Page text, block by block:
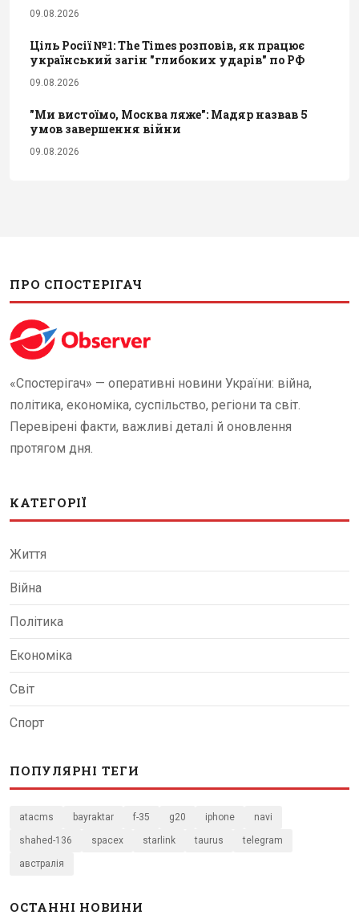
09.08.2026
Ціль Росії №1: The Times розповів, як працює
український загін "глибоких ударів" по РФ
09.08.2026
"Ми вистоїмо, Москва ляже": Мадяр назвав 5
умов завершення війни
09.08.2026
ПРО СПОСТЕРІГАЧ
«Спостерігач» — оперативні новини України: війна,
політика, економіка, суспільство, регіони та світ.
Перевірені факти, важливі деталі й оновлення
протягом дня.
КАТЕГОРІЇ
Життя
Війна
Політика
Економіка
Світ
Спорт
ПОПУЛЯРНІ ТЕГИ
atacms bayraktar f-35 g20 iphone navi
shahed-136 spacex starlink taurus telegram
австралія
ОСТАННІ НОВИНИ